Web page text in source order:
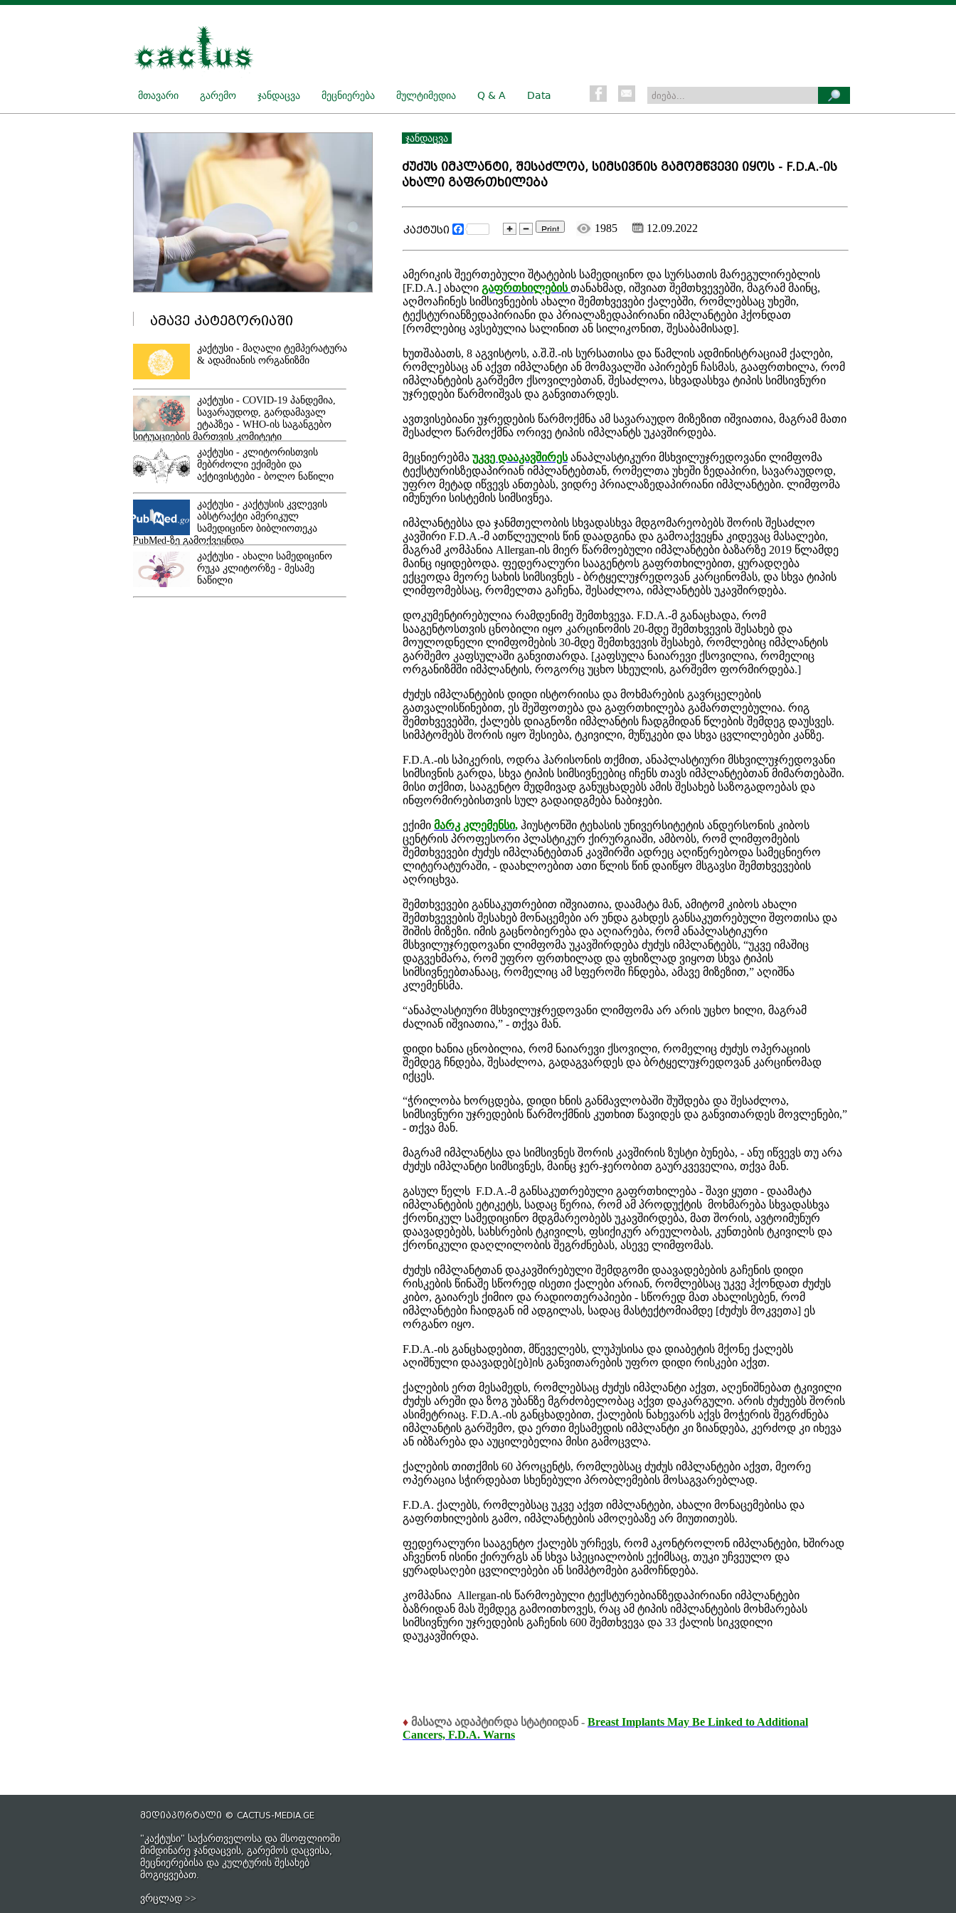
მთავარი გარემო ჯანდაცვა მეცნიერება მულტიმედია Q & A Data
ამავე კატეგორიაში
კაქტუსი - მაღალი ტემპერატურა
& ადამიანის ორგანიზმი
კაქტუსი - COVID-19 პანდემია,
სავარაუდოდ, გარდამავალ
ეტაპზეა - WHO-ის საგანგებო
სიტუაციების მართვის კომიტეტი
კაქტუსი - კლიტორისთვის
მებრძოლი ექიმები და
აქტივისტები - ბოლო ნაწილი
კაქტუსი - კაქტუსის კვლევის
აბსტრაქტი ამერიკულ
სამედიცინო ბიბლიოთეკა
PubMed-ზე გამოქვეყნდა
კაქტუსი - ახალი სამედიცინო
რუკა კლიტორზე - მესამე
ნაწილი
ჯანდაცვა
ძუძუს იმპლანტი, შესაძლოა, სიმსივნის გამომწვევი იყოს - F.D.A.-ის
ახალი გაფრთხილება
კაქტუსი Facebook 1985 12.09.2022
ამერიკის შეერთებული შტატების სამედიცინო და სურსათის მარეგულირებლის
[F.D.A.] ახალი გაფრთხილების თანახმად, იშვიათ შემთხვევებში, მაგრამ მაინც,
აღმოაჩინეს სიმსივნეების ახალი შემთხვევები ქალებში, რომლებსაც უხეში,
ტექსტურიანზედაპირიანი და პრიალაზედაპირიანი იმპლანტები ჰქონდათ
[რომლებიც ავსებულია სალინით ან სილიკონით, შესაბამისად].
ხუთშაბათს, 8 აგვისტოს, ა.შ.შ.-ის სურსათისა და წამლის ადმინისტრაციამ ქალები,
რომლებსაც ან აქვთ იმპლანტი ან მომავალში აპირებენ ჩასმას, გააფრთხილა, რომ
იმპლანტების გარშემო ქსოვილებთან, შესაძლოა, სხვადასხვა ტიპის სიმსივნური
უჯრედები წარმოიშვას და განვითარდეს.
ავთვისებიანი უჯრედების წარმოქმნა ამ სავარაუდო მიზეზით იშვიათია, მაგრამ მათი
შესაძლო წარმოქმნა ორივე ტიპის იმპლანტს უკავშირდება.
მეცნიერებმა უკვე დააკავშირესანაპლასტიკური მსხვილუჯრედოვანი ლიმფომა
ტექსტურისზედაპირიან იმპლანტებთან, რომელთა უხეში ზედაპირი, სავარაუდოდ,
უფრო მეტად იწვევს ანთებას, ვიდრე პრიალაზედაპირიანი იმპლანტები. ლიმფომა
იმუნური სისტემის სიმსივნეა.
იმპლანტებსა და ჯანმთელობის სხვადასხვა მდგომარეობებს შორის შესაძლო
კავშირი F.D.A.-მ ათწლეულის წინ დაადგინა და გამოაქვეყნა კიდევაც მასალები,
მაგრამ კომპანია Allergan-ის მიერ წარმოებული იმპლანტები ბაზარზე 2019 წლამდე
მაინც იყიდებოდა. ფედერალური სააგენტოს გაფრთხილებით, ყურადღება
ექცეოდა მეორე სახის სიმსივნეს - ბრტყელუჯრედოვან კარცინომას, და სხვა ტიპის
ლიმფომებსაც, რომელთა გაჩენა, შესაძლოა, იმპლანტებს უკავშირდება.
დოკუმენტირებულია რამდენიმე შემთხვევა. F.D.A.-მ განაცხადა, რომ
სააგენტოსთვის ცნობილი იყო კარცინომის 20-მდე შემთხვევის შესახებ და
მოულოდნელი ლიმფომების 30-მდე შემთხვევის შესახებ, რომლებიც იმპლანტის
გარშემო კაფსულაში განვითარდა. [კაფსულა ნაიარევი ქსოვილია, რომელიც
ორგანიზმში იმპლანტის, როგორც უცხო სხეულის, გარშემო ფორმირდება.]
ძუძუს იმპლანტების დიდი ისტორიისა და მოხმარების გავრცელების
გათვალისწინებით, ეს შეშფოთება და გაფრთხილება გამართლებულია. რიგ
შემთხვევებში, ქალებს დიაგნოზი იმპლანტის ჩადგმიდან წლების შემდეგ დაუსვეს.
სიმპტომებს შორის იყო შესიება, ტკივილი, მუწუკები და სხვა ცვლილებები კანზე.
F.D.A.-ის სპიკერის, ოდრა ჰარისონის თქმით, ანაპლასტიური მსხვილუჯრედოვანი
სიმსივნის გარდა, სხვა ტიპის სიმსივნეებიც იჩენს თავს იმპლანტებთან მიმართებაში.
მისი თქმით, სააგენტო მუდმივად განუცხადებს ამის შესახებ საზოგადოებას და
ინფორმირებისთვის სულ გადაიდგმება ნაბიჯები.
ექიმი მარკ კლემენსი, ჰიუსტონში ტეხასის უნივერსიტეტის ანდერსონის კიბოს
ცენტრის პროფესორი პლასტიკურ ქირურგიაში, ამბობს, რომ ლიმფომების
შემთხვევები ძუძუს იმპლანტებთან კავშირში ადრეც აღიწერებოდა სამეცნიერო
ლიტერატურაში, - დაახლოებით ათი წლის წინ დაიწყო მსგავსი შემთხვევების
აღრიცხვა.
შემთხვევები განსაკუთრებით იშვიათია, დაამატა მან, ამიტომ კიბოს ახალი
შემთხვევების შესახებ მონაცემები არ უნდა გახდეს განსაკუთრებული შფოთისა და
შიშის მიზეზი. იმის გაცნობიერება და აღიარება, რომ ანაპლასტიკური
მსხვილუჯრედოვანი ლიმფომა უკავშირდება ძუძუს იმპლანტებს, “უკვე იმაშიც
დაგვეხმარა, რომ უფრო ფრთხილად და ფხიზლად ვიყოთ სხვა ტიპის
სიმსივნეებთანააც, რომელიც ამ სფეროში ჩნდება, ამავე მიზეზით,” აღიშნა
კლემენსმა.
“ანაპლასტიური მსხვილუჯრედოვანი ლიმფომა არ არის უცხო ხილი, მაგრამ
ძალიან იშვიათია,” - თქვა მან.
დიდი ხანია ცნობილია, რომ ნაიარევი ქსოვილი, რომელიც ძუძუს ოპერაციის
შემდეგ ჩნდება, შესაძლოა, გადაგვარდეს და ბრტყელუჯრედოვან კარცინომად
იქცეს.
“ჭრილობა ხორცდება, დიდი ხნის განმავლობაში შუშდება და შესაძლოა,
სიმსივნური უჯრედების წარმოქმნის კუთხით წავიდეს და განვითარდეს მოვლენები,”
- თქვა მან.
მაგრამ იმპლანტსა და სიმსივნეს შორის კავშირის ზუსტი ბუნება, - ანუ იწვევს თუ არა
ძუძუს იმპლანტი სიმსივნეს, მაინც ჯერ-ჯერობით გაურკვეველია, თქვა მან.
გასულ წელს F.D.A.-მ განსაკუთრებული გაფრთხილება - შავი ყუთი - დაამატა
იმპლანტების ეტიკეტს, სადაც წერია, რომ ამ პროდუქტის მოხმარება სხვადასხვა
ქრონიკულ სამედიცინო მდგმარეობებს უკავშირდება, მათ შორის, ავტოიმუნურ
დაავადებებს, სახსრების ტკივილს, ფსიქიკურ არეულობას, კუნთების ტკივილს და
ქრონიკული დაღლილობის შეგრძნებას, ასევე ლიმფომას.
ძუძუს იმპლანტთან დაკავშირებული შემდგომი დაავადებების გაჩენის დიდი
რისკების წინაშე სწორედ ისეთი ქალები არიან, რომლებსაც უკვე ჰქონდათ ძუძუს
კიბო, გაიარეს ქიმიო და რადიოთერაპიები - სწორედ მათ ახალისებენ, რომ
იმპლანტები ჩაიდგან იმ ადგილას, სადაც მასტექტომიამდე [ძუძუს მოკვეთა] ეს
ორგანო იყო.
F.D.A.-ის განცხადებით, მწეველებს, ლუპუსისა და დიაბეტის მქონე ქალებს
აღიშნული დაავადებ[ებ]ის განვითარების უფრო დიდი რისკები აქვთ.
ქალების ერთ მესამედს, რომლებსაც ძუძუს იმპლანტი აქვთ, აღენიშნებათ ტკივილი
ძუძუს არეში და ზოგ უბანზე მგრძობელობაც აქვთ დაკარგული. არის ძუძუებს შორის
ასიმეტრიაც. F.D.A.-ის განცხადებით, ქალების ნახევარს აქვს მოჭერის შეგრძნება
იმპლანტის გარშემო, და ერთი მესამედის იმპლანტი კი ზიანდება, კერძოდ კი იხევა
ან იბზარება და აუცილებელია მისი გამოცვლა.
ქალების თითქმის 60 პროცენტს, რომლებსაც ძუძუს იმპლანტები აქვთ, მეორე
ოპერაცია სჭირდებათ სხენებული პრობლემების მოსაგვარებლად.
F.D.A. ქალებს, რომლებსაც უკვე აქვთ იმპლანტები, ახალი მონაცემებისა და
გაფრთხილების გამო, იმპლანტების ამოღებაზე არ მიუთითებს.
ფედერალური სააგენტო ქალებს ურჩევს, რომ აკონტროლონ იმპლანტები, ხშირად
აჩვენონ ისინი ქირურგს ან სხვა სპეციალობის ექიმსაც, თუკი უჩვეულო და
ყურადსაღები ცვლილებები ან სიმპტომები გამოჩნდება.
კომპანია Allergan-ის წარმოებული ტექსტურებიანზედაპირიანი იმპლანტები
ბაზრიდან მას შემდეგ გამოითხოვეს, რაც ამ ტიპის იმპლანტების მოხმარებას
სიმსივნური უჯრედების გაჩენის 600 შემთხვევა და 33 ქალის სიკვდილი
დაუკავშირდა.
♦ მასალა ადაპტირდა სტატიიდან - Breast Implants May Be Linked to Additional
Cancers, F.D.A. Warns
მედიაპორტალი © CACTUS-MEDIA.GE
"კაქტუსი" საქართველოსა და მსოფლიოში
მიმდინარე ჯანდაცვის, გარემოს დაცვისა,
მეცნიერებისა და კულტურის შესახებ
მოგიყვებათ.
ვრცლად >>